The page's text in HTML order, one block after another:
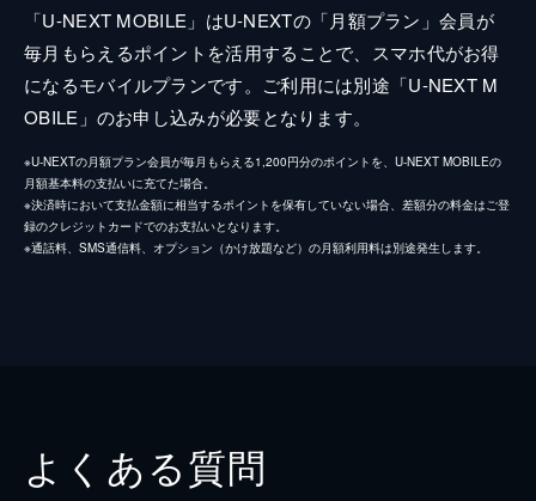
「U-NEXT MOBILE」はU-NEXTの「月額プラン」会員が
毎月もらえるポイントを活用することで、スマホ代がお得
になるモバイルプランです。ご利用には別途「U-NEXT M
OBILE」のお申し込みが必要となります。
※U-NEXTの月額プラン会員が毎月もらえる1,200円分のポイントを、U-NEXT MOBILEの
月額基本料の支払いに充てた場合。
※決済時において支払金額に相当するポイントを保有していない場合、差額分の料金はご登
録のクレジットカードでのお支払いとなります。
※通話料、SMS通信料、オプション（かけ放題など）の月額利用料は別途発生します。
よくある質問